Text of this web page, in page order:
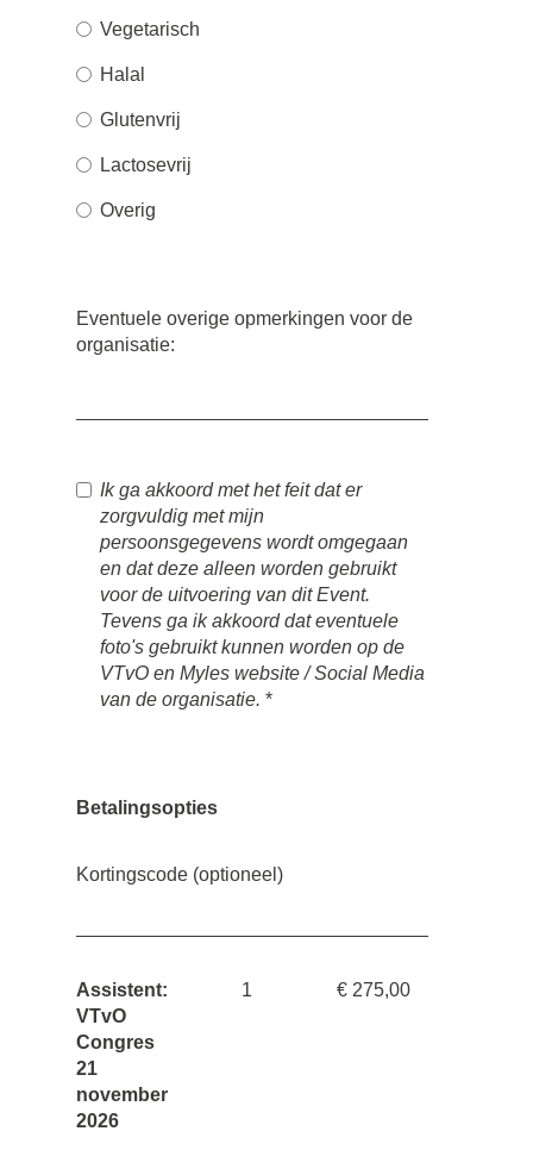
Vegetarisch
Halal
Glutenvrij
Lactosevrij
Overig
Eventuele overige opmerkingen voor de
organisatie:
Ik ga akkoord met het feit dat er
zorgvuldig met mijn
persoonsgegevens wordt omgegaan
en dat deze alleen worden gebruikt
voor de uitvoering van dit Event.
Tevens ga ik akkoord dat eventuele
foto's gebruikt kunnen worden op de
VTvO en Myles website / Social Media
van de organisatie. *
Betalingsopties
Kortingscode (optioneel)
Assistent:
VTvO
Congres
21
november
2026
1 € 275,00